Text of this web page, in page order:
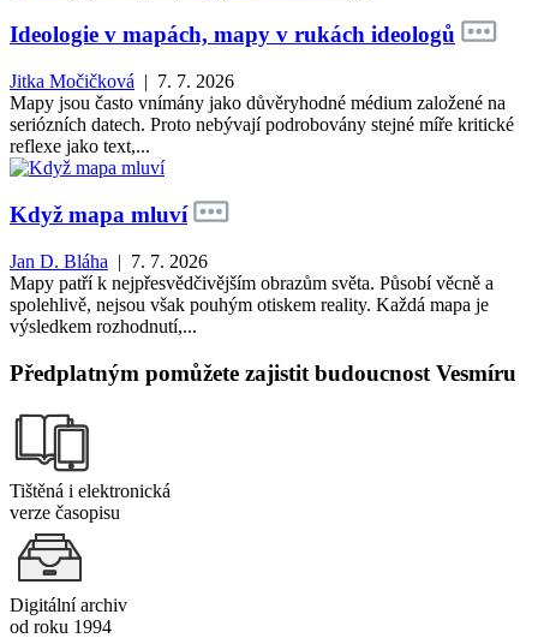
Ideologie v mapách, mapy v rukách ideologů
Jitka Močičková | 7. 7. 2026
Mapy jsou často vnímány jako důvěryhodné médium založené na
seriózních datech. Proto nebývají podrobovány stejné míře kritické
reflexe jako text,...
Když mapa mluví
Jan D. Bláha | 7. 7. 2026
Mapy patří k nejpřesvědčivějším obrazům světa. Působí věcně a
spolehlivě, nejsou však pouhým otiskem reality. Každá mapa je
výsledkem rozhodnutí,...
Předplatným pomůžete zajistit budoucnost Vesmíru
Tištěná i elektronická
verze časopisu
Digitální archiv
od roku 1994